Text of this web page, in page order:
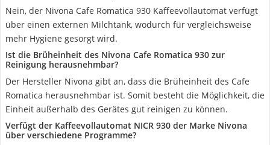
Nein, der Nivona Cafe Romatica 930 Kaffeevollautomat verfügt
über einen externen Milchtank, wodurch für vergleichsweise
mehr Hygiene gesorgt wird.
Ist die Brüheinheit des Nivona Cafe Romatica 930 zur
Reinigung herausnehmbar?
Der Hersteller Nivona gibt an, dass die Brüheinheit des Cafe
Romatica herausnehmbar ist. Somit besteht die Möglichkeit, die
Einheit außerhalb des Gerätes gut reinigen zu können.
Verfügt der Kaffeevollautomat NICR 930 der Marke Nivona
über verschiedene Programme?